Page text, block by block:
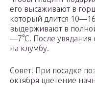
его высаживают в
который длится
выдерживают в
—7°C. После
на клумбу.
Совет! При посадке
октября цветение